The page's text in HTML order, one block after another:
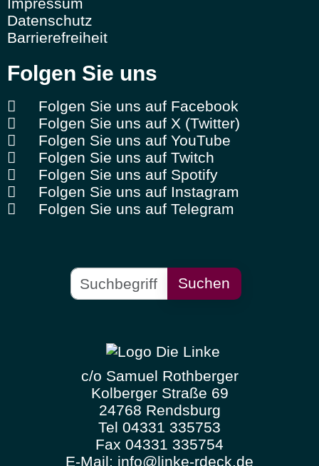
Datenschutz
Barrierefreiheit
Folgen Sie uns
Folgen Sie uns auf Facebook
Folgen Sie uns auf X (Twitter)
Folgen Sie uns auf YouTube
Folgen Sie uns auf Twitch
Folgen Sie uns auf Spotify
Folgen Sie uns auf Instagram
Folgen Sie uns auf Telegram
Suchen
c/o Samuel Rothberger
Kolberger Straße 69
24768 Rendsburg
Tel 04331 335753
Fax 04331 335754
E-Mail: info@linke-rdeck.de